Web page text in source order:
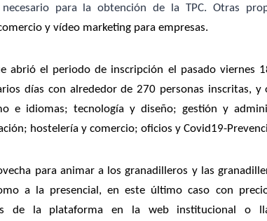
para la obtención de la TPC. Otras
y vídeo marketing para empresas.
abrió el periodo de inscripción el pasado viernes
días con alrededor de 270 personas inscritas,
e idiomas; tecnología y diseño; gestión y
hostelería y comercio; oficios y Covid19-
para animar a los granadilleros y las
a la presencial, en este último caso con
de la plataforma en la web institucional o